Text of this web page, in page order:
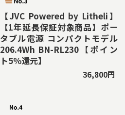
【JVC Powered by Litheli】
【1年延長保証対象商品】ポー
タブル電源 コンパクトモデル
206.4Wh BN-RL230【ポイン
ト5％還元】
36,800円